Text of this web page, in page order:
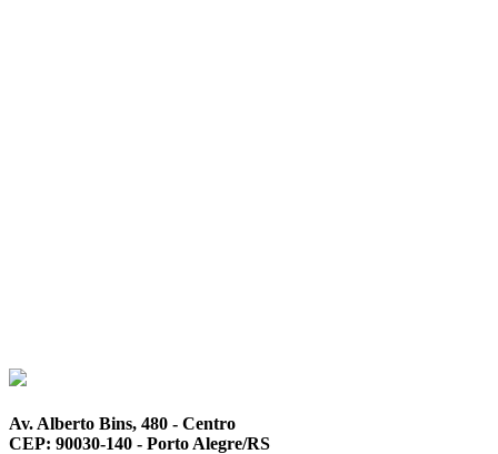
Av. Alberto Bins, 480 - Centro
CEP: 90030-140 - Porto Alegre/RS